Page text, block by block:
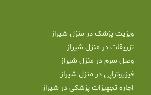
ویزیت پزشک در منزل شیراز
تزریقات در منزل شیراز
وصل سرم در منزل شیراز
فیزیوتراپی در منزل شیراز
اجاره تجهیزات پزشکی در شیراز